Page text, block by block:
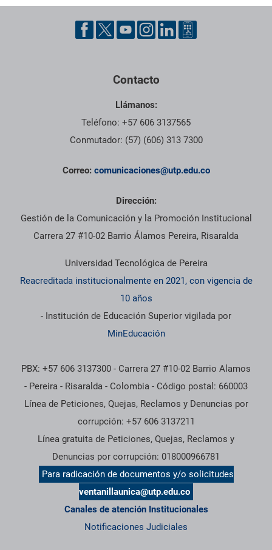
Contacto
Llámanos:
Teléfono: +57 606 3137565
Conmutador: (57) (606) 313 7300
Correo: comunicaciones@utp.edu.co
Dirección:
Gestión de la Comunicación y la Promoción Institucional
Carrera 27 #10-02 Barrio Álamos Pereira, Risaralda
Universidad Tecnológica de Pereira
Reacreditada institucionalmente en 2021, con vigencia de
10 años
- Institución de Educación Superior vigilada por
MinEducación
PBX: +57 606 3137300 - Carrera 27 #10-02 Barrio Alamos
- Pereira - Risaralda - Colombia - Código postal: 660003
Línea de Peticiones, Quejas, Reclamos y Denuncias por
corrupción: +57 606 3137211
Línea gratuita de Peticiones, Quejas, Reclamos y
Denuncias por corrupción: 018000966781
Para radicación de documentos y/o solicitudes
ventanillaunica@utp.edu.co
Canales de atención Institucionales
Notificaciones Judiciales